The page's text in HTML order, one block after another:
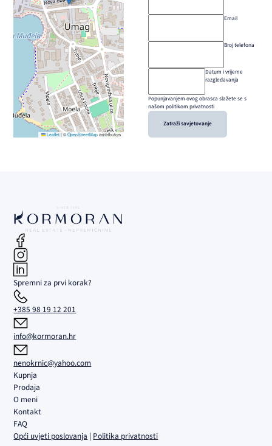
Leaflet |© OpenStreetMapcontributors
Email
Broj telefona
Datum i vrijeme
razgledavanja
Popunjavanjem ovog obrasca slažete se s
našom politikom privatnosti
Zatraži savjetovanje
Spremni za prvi korak?
+385 98 19 12 201
info@kormoran.hr
nenokrnic@yahoo.com
Kupnja
Prodaja
O meni
Kontakt
FAQ
Opći uvjeti poslovanja | Politika privatnosti